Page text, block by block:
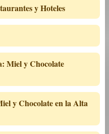
y Hoteles
Miel y Chocolate
y Chocolate en la Alta